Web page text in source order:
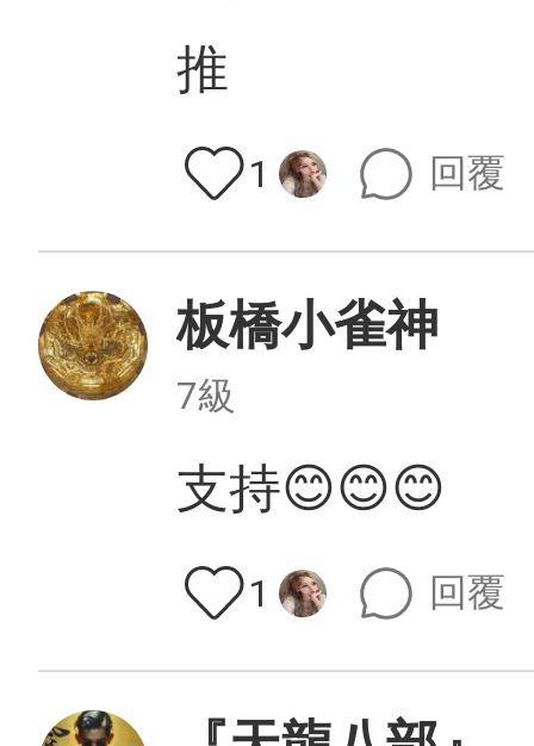
推
1 回覆
板橋小雀神
7級
支持😊😊😊
1 回覆